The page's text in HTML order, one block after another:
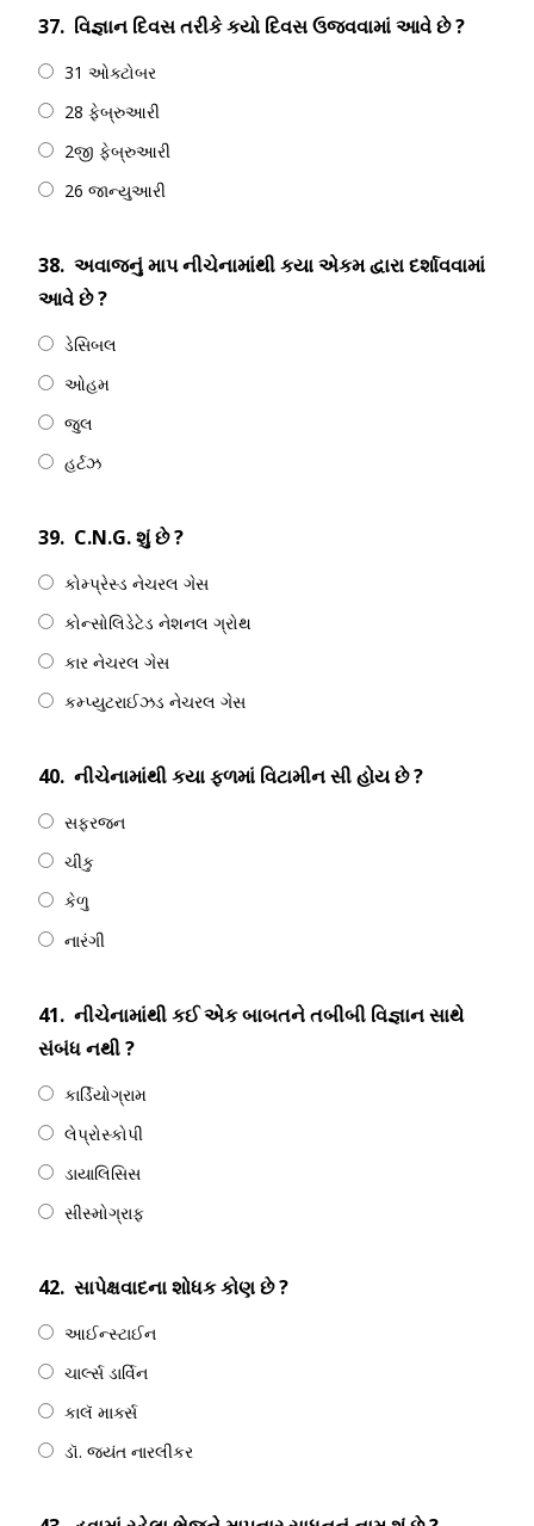
37. વિજ્ઞાન દિવસ તરીકે કયો દિવસ ઉજવવામાં આવે છે ?
31 ઓક્ટોબર
28 ફેબ્રુઆરી
2જી ફેબ્રુઆરી
26 જાન્યુઆરી
38. અવાજનું માપ નીચેનામાંથી કયા એકમ દ્વારા દર્શાવવામાં
આવે છે ?
ડેસિબલ
ઓહમ
જુલ
હર્ટઝ
39. C.N.G. શું છે ?
કોમ્પ્રેસ્ડ નેચરલ ગેસ
કોન્સોલિડેટેડ નેશનલ ગ્રોથ
કાર નેચરલ ગેસ
કમ્પ્યુટરાઈઝડ નેચરલ ગેસ
40. નીચેનામાંથી કયા ફળમાં વિટામીન સી હોય છે ?
સફરજન
ચીકુ
કેળુ
નારંગી
41. નીચેનામાંથી કઈ એક બાબતને તબીબી વિજ્ઞાન સાથે
સંબંધ નથી ?
કાર્ડિયોગ્રામ
લેપ્રોસ્કોપી
ડાયાલિસિસ
સીસ્મોગ્રાફ
42. સાપેક્ષવાદના શોધક કોણ છે ?
આઈન્સ્ટાઈન
ચાર્લ્સ ડાર્વિન
કાલૅ માર્ક્સ
ડૉ. જયંત નારલીકર